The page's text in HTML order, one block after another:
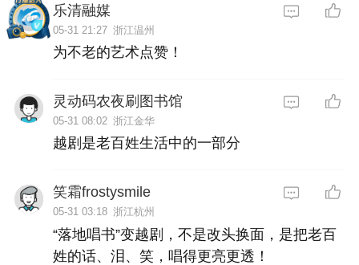
乐清融媒
05-31 21:27 浙江温州
为不老的艺术点赞！
灵动码农夜刷图书馆
05-31 08:02 浙江金华
越剧是老百姓生活中的一部分
笑霜frostysmile
05-31 03:18 浙江杭州
“落地唱书”变越剧，不是改头换面，是把老百
姓的话、泪、笑，唱得更亮更透！